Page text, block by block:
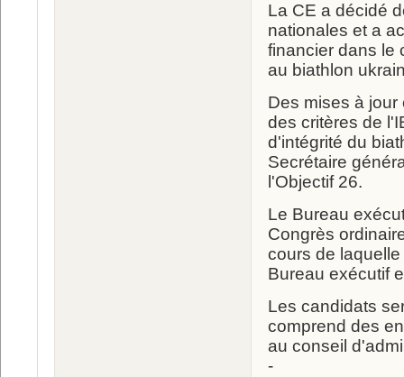
La CE a décidé
nationales et a
financier dans le
au biathlon
Des mises à
des critères de
d'intégrité du
Secrétaire
l'Objectif 26.
Le Bureau
Congrès
cours de
Bureau exécutif
Les candidats
comprend des
au conseil
-